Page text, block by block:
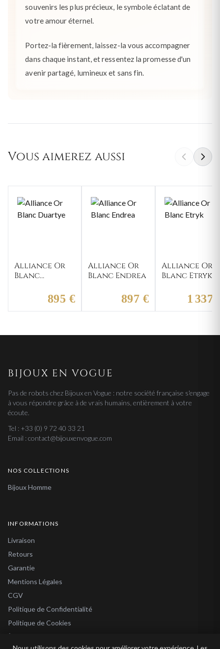
souvenirs les plus précieux, le symbole éclatant de
votre amour éternel.
Portez-la fièrement, laissez-la vous accompagner
dans chaque instant, et ressentez la promesse d'un
avenir partagé, lumineux et sans fin.
Vous aimerez aussi
Alliance Or
Blanc
895 €
Alliance Or
Blanc Endrea
897 €
Alliance Or
Blanc Etryk
1 337
BIJOUX EN VOGUE
Pas de robots chez Bijoux en Vogue : notre société française s'engage
à vous répondre grâce à de vrais humains, entièrement à votre
écoute.
Tel : +33 (0) 9 72 40 33 21
Email : contact@bijouxenvogue.com
NOS COLLECTIONS
Bijoux Homme
INFORMATIONS
Livraison
Retours
Garantie
Mentions Légales
CGV
Politique de Confidentialité
Politique de Cookies
À Propos